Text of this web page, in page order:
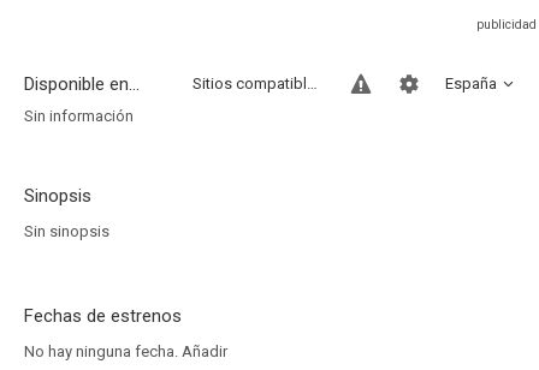
Disponible en... España
Sitios compatibles
Sin información
Sinopsis
Sin sinopsis
Fechas de estrenos
No hay ninguna fecha. Añadir